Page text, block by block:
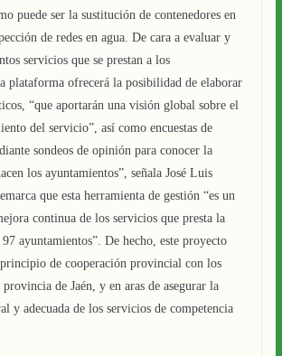
puede ser la sustitución de contenedores en
de redes en agua. De cara a evaluar y
servicios que se prestan a los
plataforma ofrecerá la posibilidad de elaborar
“que aportarán una visión global sobre el
del servicio”, así como encuestas de
sondeos de opinión para conocer la
los ayuntamientos”, señala José Luis
que esta herramienta de gestión “es un
continua de los servicios que presta la
ayuntamientos”. De hecho, este proyecto
principio de cooperación provincial con los
de Jaén, y en aras de asegurar la
y adecuada de los servicios de competencia